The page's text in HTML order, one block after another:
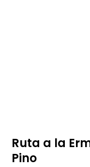
Ruta a la
Pino